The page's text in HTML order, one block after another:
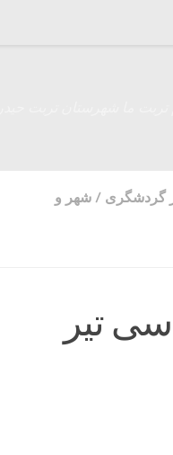
گردشگری / شهر و
تیر